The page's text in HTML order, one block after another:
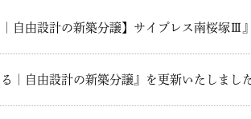
自由設計の新築分譲】サイプレス南桜塚Ⅲ
｜自由設計の新築分譲』を更新いたしまし